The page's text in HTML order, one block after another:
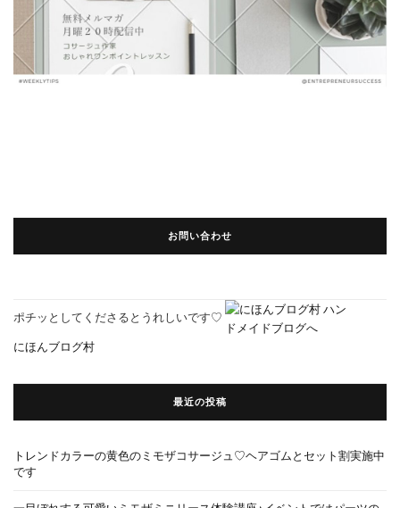
お問い合わせ
ポチッとしてくださるとうれしいです♡
にほんブログ村
最近の投稿
トレンドカラーの黄色のミモザコサージュ♡ヘアゴムとセット割実施中
です